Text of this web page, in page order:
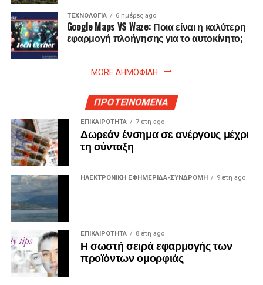
ΤΕΧΝΟΛΟΓΙΑ 6 ημέρες ago
Google Maps VS Waze: Ποια είναι η καλύτερη
εφαρμογή πλοήγησης για το αυτοκίνητο;
MORE ΔΗΜΟΦΙΛΗ
ΠΡΟΤΕΙΝΟΜΕΝΑ
ΕΠΙΚΑΙΡΟΤΗΤΑ 7 έτη ago
Δωρεάν ένσημα σε ανέργους μέχρι
τη σύνταξη
ΗΛΕΚΤΡΟΝΙΚΗ ΕΦΗΜΕΡΙΔΑ-ΣΥΝΔΡΟΜΗ 9 έτη ago
ΕΠΙΚΑΙΡΟΤΗΤΑ 8 έτη ago
Η σωστή σειρά εφαρμογής των
προϊόντων ομορφιάς